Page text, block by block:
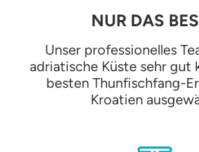
NUR DAS
Unser professionelles
adriatische Küste sehr gut
besten Thunfischfang-
Kroatien